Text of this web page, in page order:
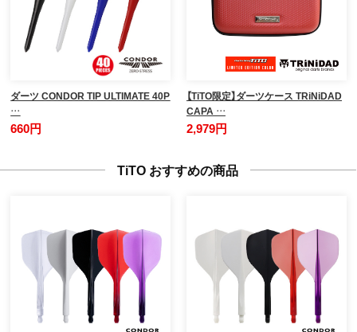
ダーツ CONDOR TIP ULTIMATE 40P
…
660円
【TiTO限定】ダーツケース TRiNiDAD
CAPA …
2,979円
TiTO おすすめの商品